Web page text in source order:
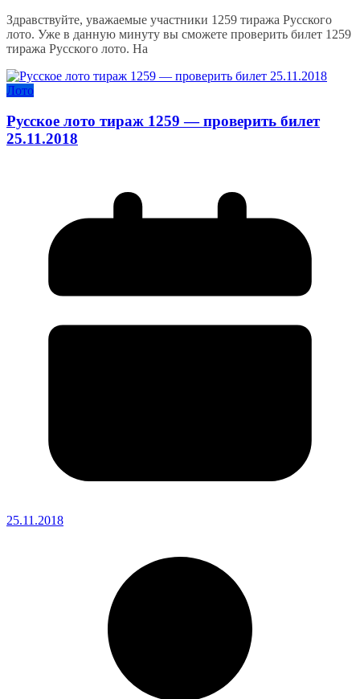
Здравствуйте, уважаемые участники 1259 тиража Русского
лото. Уже в данную минуту вы сможете проверить билет 1259
тиража Русского лото. На
Лото
Русское лото тираж 1259 — проверить билет
25.11.2018
25.11.2018